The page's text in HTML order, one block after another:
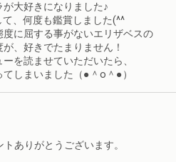
大好きになりました♪
、何度も鑑賞しました(^^ゞ
度に屈する事がないエリザベスの
、好きでたまりません！
を読ませていただいたら、
しまいました（●＾o＾●）
ありがとうございます。